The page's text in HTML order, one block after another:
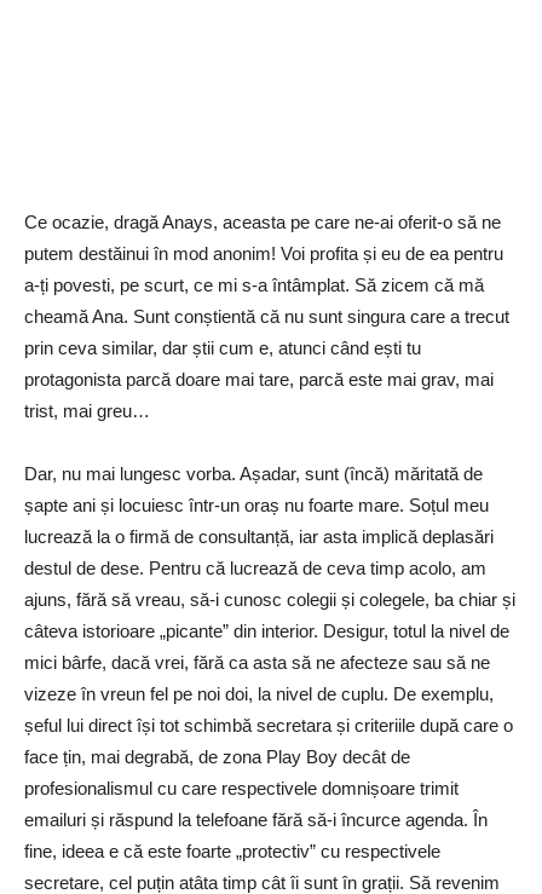
Ce ocazie, dragă Anays, aceasta pe care ne-ai oferit-o să ne
putem destăinui în mod anonim! Voi profita și eu de ea pentru
a-ți povesti, pe scurt, ce mi s-a întâmplat. Să zicem că mă
cheamă Ana. Sunt conștientă că nu sunt singura care a trecut
prin ceva similar, dar știi cum e, atunci când ești tu
protagonista parcă doare mai tare, parcă este mai grav, mai
trist, mai greu…
Dar, nu mai lungesc vorba. Așadar, sunt (încă) măritată de
șapte ani și locuiesc într-un oraș nu foarte mare. Soțul meu
lucrează la o firmă de consultanță, iar asta implică deplasări
destul de dese. Pentru că lucrează de ceva timp acolo, am
ajuns, fără să vreau, să-i cunosc colegii și colegele, ba chiar și
câteva istorioare „picante” din interior. Desigur, totul la nivel de
mici bârfe, dacă vrei, fără ca asta să ne afecteze sau să ne
vizeze în vreun fel pe noi doi, la nivel de cuplu. De exemplu,
șeful lui direct își tot schimbă secretara și criteriile după care o
face țin, mai degrabă, de zona Play Boy decât de
profesionalismul cu care respectivele domnișoare trimit
emailuri și răspund la telefoane fără să-i încurce agenda. În
fine, ideea e că este foarte „protectiv” cu respectivele
secretare, cel puțin atâta timp cât îi sunt în grații. Să revenim